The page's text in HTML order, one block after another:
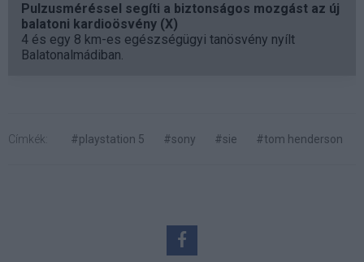
Pulzusméréssel segíti a biztonságos mozgást az új
balatoni kardioösvény (X)
4 és egy 8 km-es egészségügyi tanösvény nyílt
Balatonalmádiban.
Címkék: #playstation 5 #sony #sie #tom henderson